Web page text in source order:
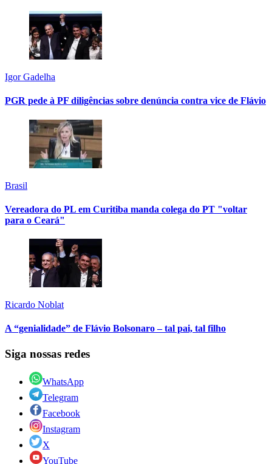
Igor Gadelha
PGR pede à PF diligências sobre denúncia contra vice de Flávio
Brasil
Vereadora do PL em Curitiba manda colega do PT "voltar
para o Ceará"
Ricardo Noblat
A “genialidade” de Flávio Bolsonaro – tal pai, tal filho
Siga nossas redes
WhatsApp
Telegram
Facebook
Instagram
X
YouTube